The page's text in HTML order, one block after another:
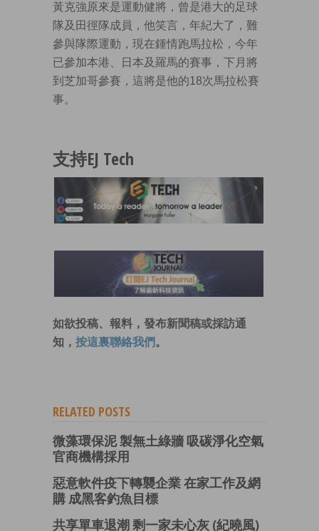
黃克強原來是運動健將，曾是港大的足球
隊及田徑隊成員，他笑言，年紀大了，難
參與隊際運動，現在鍾情跑馬拉松，今年
已參加本港、日本及羅馬的賽事，下月將
到芝加哥參賽，這將是他的18次馬拉松賽
事。
支持EJ Tech
如欲投稿、報料，發布新聞稿或採訪通
知， 按這裏聯絡我們 。
RELATED POSTS
微藻環保泥 製無土綠牆 吸碳淨化空氣
官商機構採用
惡意軟件疫下轉襲企業 在家工作及網
購 成黑客釣魚目標
共享單車退潮 剩一家未心灰 (紀曉風)